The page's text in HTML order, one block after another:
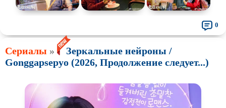
0
Сериалы »
Зеркальные нейроны /
Gonggapsepyo (2026, Продолжение следует...)